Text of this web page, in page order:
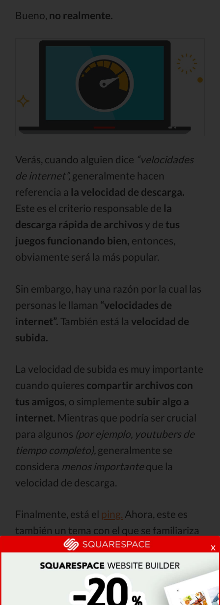
Bueno, no realmente.
Verás, cuando alguien dice “velocidades
de internet”, generalmente hacen
referencia a la velocidad de descarga.
Este es el criterio responsable de la
descarga rápida de archivos y de tus
juegos funcionando bien, entonces,
obviamente será la más popular.
Sin embargo, hay una razón por la cual las
personas le llaman “velocidades de
internet”. También está la velocidad de
subida.
La velocidad de subida es muy importante
cuando quieres compartir archivos con
tus amigos, o simplemente subir algo a
internet. Mientras que podría ser crucial
para algunos (por ejemplo, youtubers de
tiempo completo), generalmente se
considera menos importanteque la
velocidad de descarga.
Finalmente, está el ping. Ahora, este es
también un tema con el que se familiariza
la comunidad de jugadores en línea.
Mientras que no es un tipo de velocidad,
ping afecta que tan tardados son tus
juegos - un ping alto significa que vas a
x